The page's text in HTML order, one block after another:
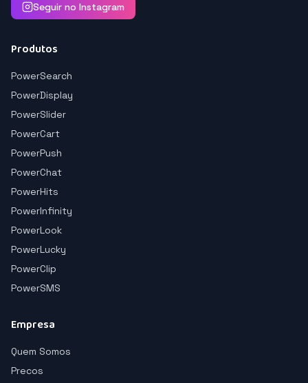
Seguir no Instagram
Produtos
PowerSearch
PowerDisplay
PowerSlider
PowerCart
PowerPush
PowerChat
PowerHits
PowerInfinity
PowerLook
PowerLucky
PowerClip
PowerSMS
Empresa
Quem Somos
Precos